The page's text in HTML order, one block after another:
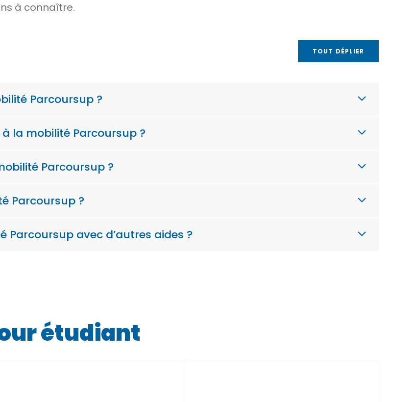
à connaître.
TOUT DÉPLIER
Parcoursup ?
la mobilité Parcoursup ?
Parcoursup ?
Parcoursup ?
Parcoursup avec d’autres aides ?
étudiant